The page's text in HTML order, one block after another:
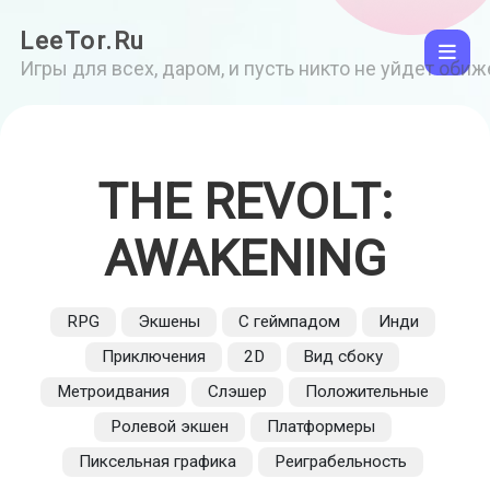
LeeTor.Ru
Игры для всех, даром, и пусть никто не уйдет
THE REVOLT:
AWAKENING
RPG Экшены С геймпадом
Инди
Приключения
2D
Вид сбоку
Метроидвания
Слэшер
Положительные
Ролевой экшен
Платформеры
Пиксельная графика
Реиграбельность